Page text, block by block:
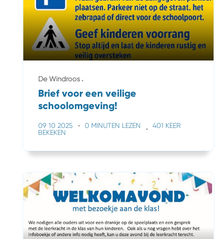
De Windroos
Brief voor een veilige
schoolomgeving!
09 10 2025 0 MINUTEN LEZEN
401 KEER
BEKEKEN